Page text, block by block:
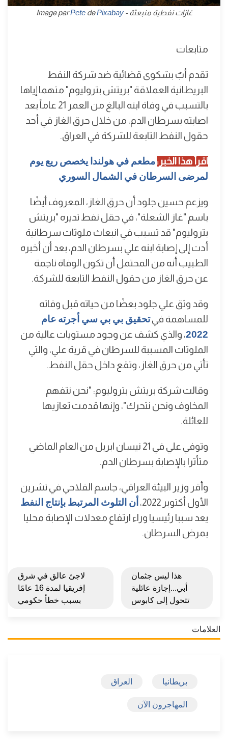
غازات نفطية منبعثة - Image par PetedePixabay
متابعات
تقدم أبٌ بشكوى قضائية ضد شركة النفط
البريطانية العملاقة "بريتش بتروليوم" متهما إياها
بالتسبب في وفاة ابنه البالغ من العمر 21 عاماً بعد
اصابته بسرطان الدم، من خلال حرق الغاز في أحد
حقول النفط التابعة للشركة في العراق.
اقرأ هذا الخبر:مطعم في هولندا يخصص ريع يوم
لمرضى السرطان في الشمال السوري
ويزعم حسين جلود أن حرق الغاز، المعروف أيضًا
باسم "غاز الشعلة"، في حقل نفط تديره "بريتش
بتروليوم" قد تسبب في انبعاث ملوثات سرطانية
أدت إلى إصابة ابنه علي بسرطان الدم، بعد أن أخبره
الطبيب أنه من المحتمل أن تكون الوفاة ناجمة
عن حرق الغاز من حقول النفط التابعة للشركة.
وقد وثق علي جلود بعضًا من حياته قبل وفاته
للمساهمة فيتحقيق بي بي سي أجرته عام
2022، والذي كشف عن وجود مستويات عالية من
الملوثات المسببة للسرطان في قرية علي، والتي
تأتي من حرق الغاز، وتقع داخل حقل النفط.
وقالت شركة بريتش بتروليوم: "نحن نتفهم
المخاوف ونحن نتحرك"، وإنها قدمت تعازيها
للعائلة.
وتوفي علي في 21 نيسان ابريل من العام الماضي
متأثرا بالإصابة بسرطان الدم.
وأقر وزير البيئة العراقي، جاسم الفلاحي في تشرين
الأول أكتوبر 2022،
أن التلوث المرتبط بإنتاج النفط
يعد سببا رئيسيا وراء ارتفاع معدلات الإصابة محليا
بمرض السرطان.
هذا ليس جثمان
أبي...إجازة عائلية
تتحول إلى كابوس
لاجئ عالق في شرق
إفريقيا لمدة 16 عامًا
بسبب خطأ حكومي
العلامات
بريطانيا العراق
المهاجرون الآن